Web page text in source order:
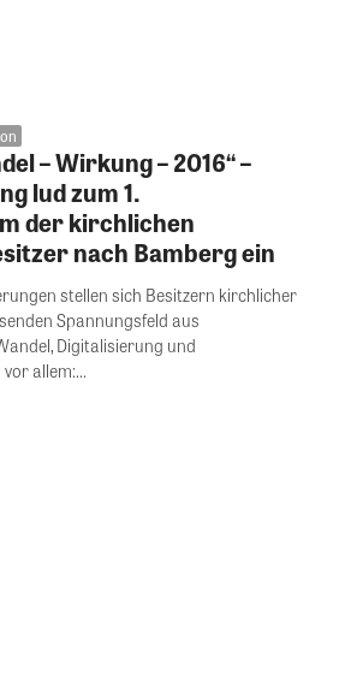
– Wirkung – 2016“ –
lud zum 1.
der kirchlichen
nach Bamberg ein
stellen sich Besitzern kirchlicher
Spannungsfeld aus
Digitalisierung und
allem:...